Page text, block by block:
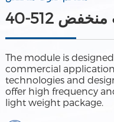
منخفض
The module is
commercial
technologies and
offer high frequency
light weight package.